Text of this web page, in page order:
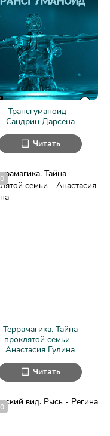
Трансгуманоид -
Сандрин Дарсена
Читать
Террамагика. Тайна
проклятой семьи -
Анастасия Гулина
0
Читать
0